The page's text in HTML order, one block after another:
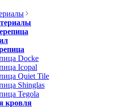
Docke
Icopal
Quiet Tile
Shinglas
Tegola
кровля